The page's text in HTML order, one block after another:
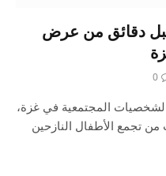
دقائق من عرض
0
المجتمعية في غزة،
تجمع الأطفال النازحين